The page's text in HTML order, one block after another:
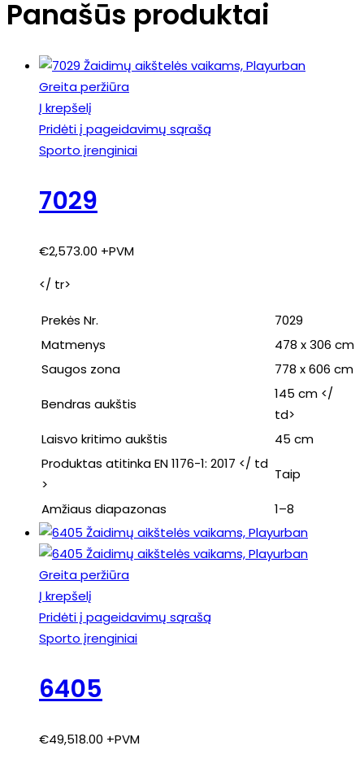
Panašūs produktai
Greita peržiūra
Į krepšelį
Pridėti į pageidavimų sąrašą
Sporto įrenginiai
7029
€2,573.00 +PVM
</ tr>
Prekės Nr.
7029
Matmenys
478 x 306 cm
Saugos zona
778 x 606 cm
Bendras aukštis
145 cm </
td>
Laisvo kritimo aukštis
45 cm
Produktas atitinka EN 1176-1: 2017 </ td
>
Taip
Amžiaus diapazonas 1–8
Greita peržiūra
Į krepšelį
Pridėti į pageidavimų sąrašą
Sporto įrenginiai
6405
€49,518.00 +PVM